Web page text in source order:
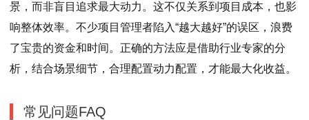
景，而非盲目追求最大动力。这不仅关系到项目成本，也影
响整体效率。不少项目管理者陷入“越大越好”的误区，浪费
了宝贵的资金和时间。正确的方法应是借助行业专家的分
析，结合场景细节，合理配置动力配置，才能最大化收益。
常见问题FAQ